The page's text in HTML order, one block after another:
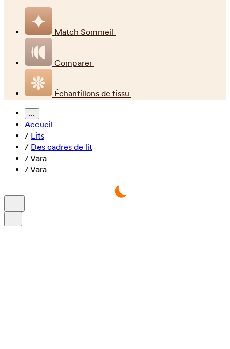
Match Sommeil
Comparer
Échantillons de tissu
...
Accueil
/ Lits
/ Des cadres de lit
/Vara
/Vara